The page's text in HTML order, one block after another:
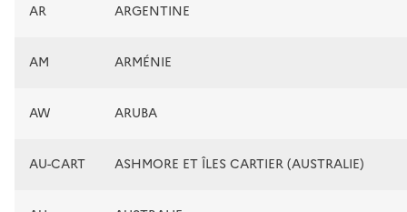
AR ARGENTINE
AM ARMÉNIE
AW ARUBA
AU-CART ASHMORE ET ÎLES CARTIER (AUSTRALIE)